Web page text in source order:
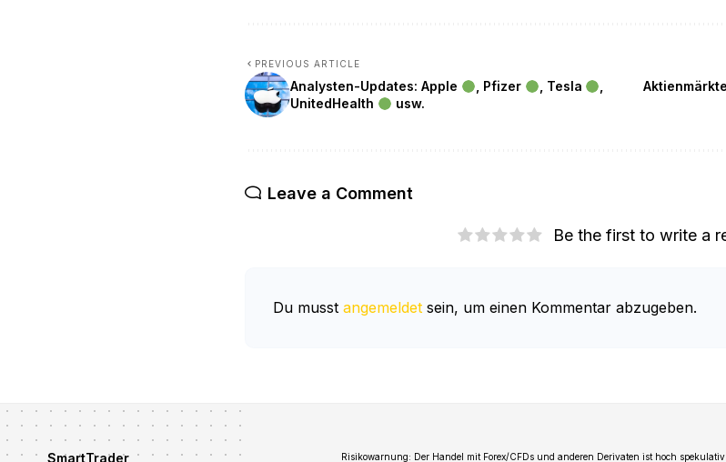
PREVIOUS ARTICLE
Analysten-Updates: Apple , Pfizer , Tesla
UnitedHealth
usw.
Leave a Comment
Be the first to write a
Du musst angemeldetsein, um einen Kommentar abzugeben.
SmartTrader Risikowarnung: Der Handel mit Forex/CFDs und anderen Derivaten ist hoch